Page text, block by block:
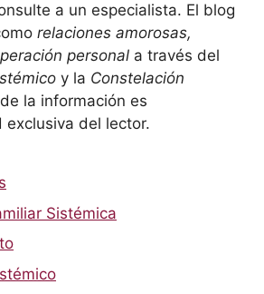
a un especialista. El blog
relaciones amorosas,
personal a través del
y la Constelación
la información es
exclusiva del lector.
Sistémica